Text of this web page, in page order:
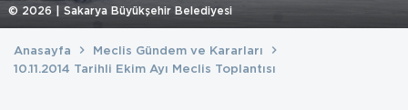
© 2026 | Sakarya Büyükşehir Belediyesi
Anasayfa
Meclis Gündem ve Kararları
10.11.2014 Tarihli Ekim Ayı Meclis Toplantısı